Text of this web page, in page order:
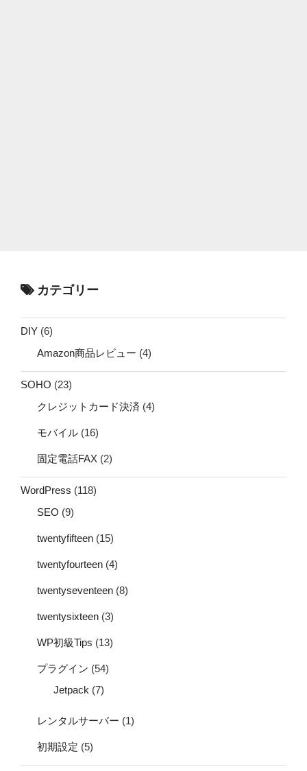
カテゴリー
DIY (6)
Amazon商品レビュー (4)
SOHO (23)
クレジットカード決済 (4)
モバイル (16)
固定電話FAX (2)
WordPress (118)
SEO (9)
twentyfifteen (15)
twentyfourteen (4)
twentyseventeen (8)
twentysixteen (3)
WP初級Tips (13)
プラグイン (54)
Jetpack (7)
レンタルサーバー (1)
初期設定 (5)